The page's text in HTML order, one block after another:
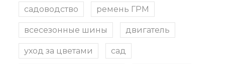
садоводство ремень ГРМ
всесезонные шины двигатель
уход за цветами сад